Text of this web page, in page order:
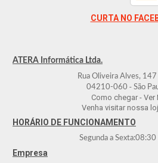
CURTA NO
ATERA Informática Ltda.
Rua Oliveira Alves,
04210-060 - São
Como chegar - Ver
Venha visitar nossa
HORÁRIO DE FUNCIONAMENTO
Segunda a Sexta:08:30
Empresa